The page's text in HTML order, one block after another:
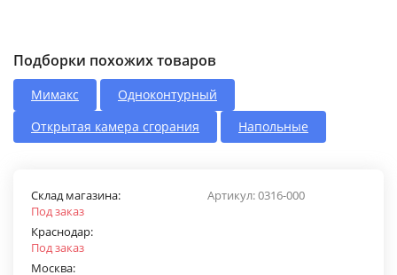
Подборки похожих товаров
Мимакс
Одноконтурный
Открытая камера сгорания
Напольные
Артикул:0316-000
Склад магазина:
Под заказ
Краснодар:
Под заказ
Москва: